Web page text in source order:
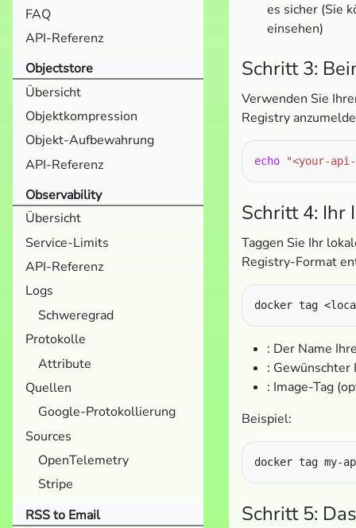
FAQ
API-Referenz
Objectstore
Übersicht
Objektkompression
Objekt-Aufbewahrung
API-Referenz
Observability
Übersicht
Service-Limits
API-Referenz
Logs
Schweregrad
Protokolle
Attribute
Quellen
Google-Protokollierung
Sources
OpenTelemetry
Stripe
RSS to Email
es sicher (Sie
einsehen)
Schritt 3:
Verwenden Sie
Registry
echo "<your-
Schritt 4: Ihr
Taggen Sie Ihr
Registry-Format
: Der Name
: Gewünschter
: Image-Tag
Beispiel:
Schritt 5: